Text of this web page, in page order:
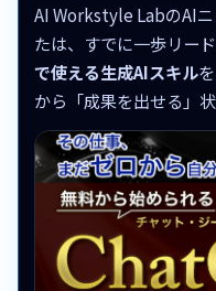
AI Workstyle LabのAI
たは、すでに一歩リー
で使える生成AIスキル
から「成果を出せる」